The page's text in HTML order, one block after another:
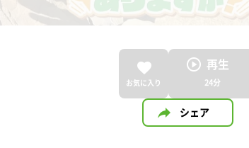
お気に入り
再生
24分
シェア